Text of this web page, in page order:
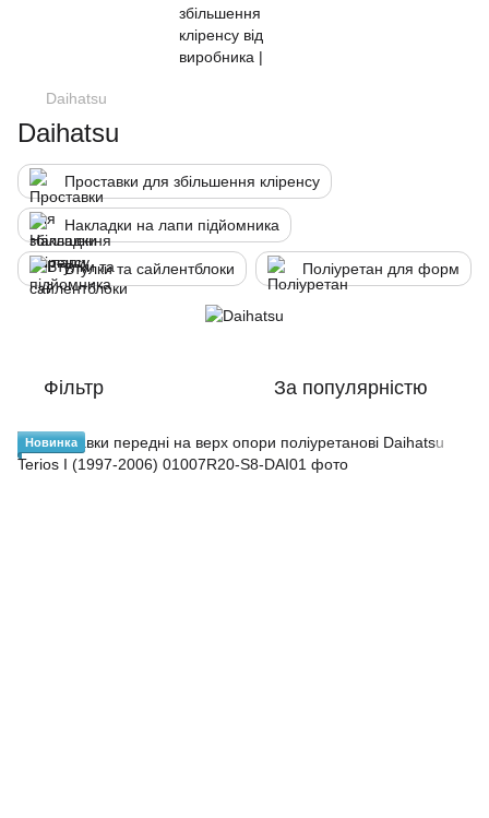
Daihatsu
Daihatsu
Проставки для збільшення кліренсу
Накладки на лапи підйомника
Втулки та сайлентблоки Поліуретан для форм
Фільтр За популярністю
Новинка